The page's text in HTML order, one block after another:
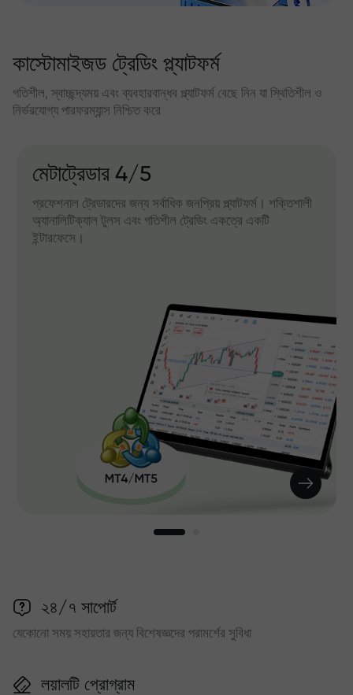
কাস্টোমাইজড ট্রেডিং প্ল্যাটফর্ম
গতিশীল, স্বাচ্ছন্দ্যময় এবং ব্যবহারবান্ধব প্ল্যাটফর্ম বেছে নিন যা স্থিতিশীল ও
নির্ভরযোগ্য পারফরম্যান্স নিশ্চিত করে
মেটাট্রেডার 4/5
প্রফেশনাল ট্রেডারদের জন্য সর্বাধিক জনপ্রিয় প্ল্যাটফর্ম। শক্তিশালী
অ্যানালিটিক্যাল টুলস এবং গতিশীল ট্রেডিং একত্রে একটি
ইন্টারফেসে।
২৪/৭ সাপোর্ট
যেকোনো সময় সহায়তার জন্য বিশেষজ্ঞদের পরামর্শের সুবিধা
লয়ালটি প্রোগ্রাম